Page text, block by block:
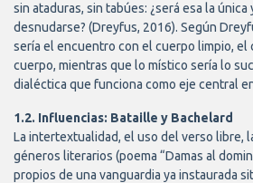
sin ataduras, sin tabúes: ¿será esa la
desnudarse? (Dreyfus, 2016). Según
sería el encuentro con el cuerpo limpio, el
cuerpo, mientras que lo místico sería lo
dialéctica que funciona como eje central
1.2. Influencias: Bataille y Bachelard
La intertextualidad, el uso del verso libre,
géneros literarios (poema “Damas al
propios de una vanguardia ya instaurada